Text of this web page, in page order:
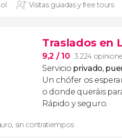
Visitas guiadas y free tours
Traslados en
9,2 / 10 3.224
Servicio privado,
Un chófer os
o donde queráis
Rápido y seguro.
sin contratiempos